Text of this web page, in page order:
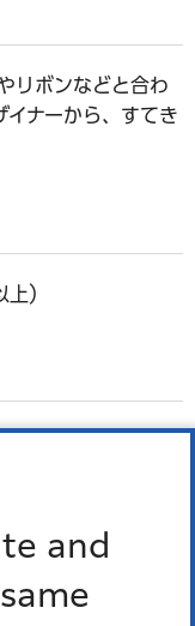
and
リボンなどと合わ
イナーから、すてき
）
丁目5番19号）